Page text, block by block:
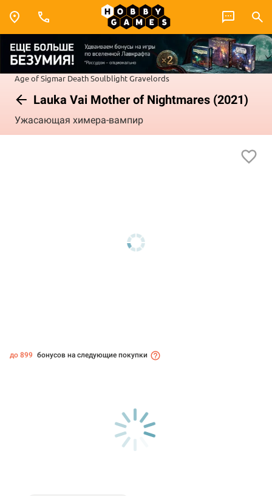
Age of Sigmar DeathSoulblight Gravelords
Lauka Vai Mother of Nightmares (2021)
Ужасающая химера-вампир
до 899 бонусов на следующие покупки